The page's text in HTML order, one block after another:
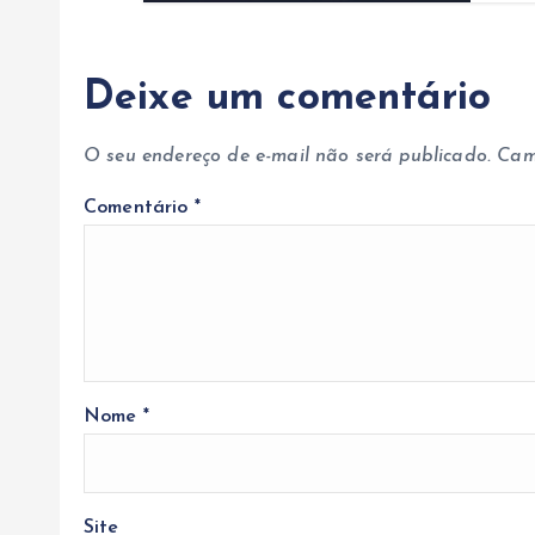
Deixe um comentário
O seu endereço de e-mail não será publicado.
Comentário *
Nome *
Site